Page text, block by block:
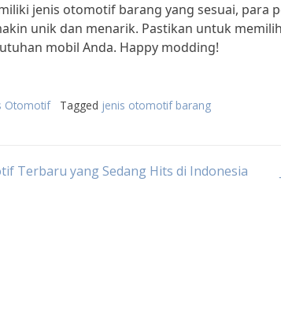
jenis otomotif barang yang sesuai,
unik dan menarik. Pastikan untuk
mobil Anda. Happy modding!
Otomotif Tagged jenis otomotif barang
Terbaru yang Sedang Hits di Indonesia